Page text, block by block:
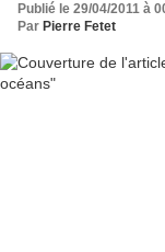
Publié le 29/04/2011 à
Par Pierre Fetet